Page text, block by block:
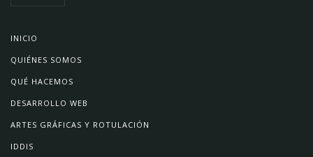
INICIO
QUIÉNES SOMOS
QUÉ HACEMOS
DESARROLLO WEB
ARTES GRÁFICAS Y ROTULACIÓN
IDDIS